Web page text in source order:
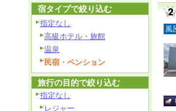
風
宿タイプで絞り込む
指定なし
高級ホテル・旅館
温泉
民宿・ペンション
旅行の目的で絞り込む
指定なし
レジャー